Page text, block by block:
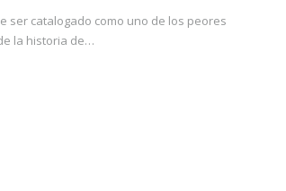
ser catalogado como uno de los peores
la historia de…